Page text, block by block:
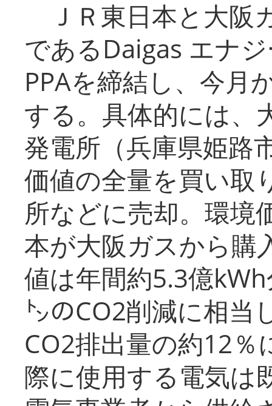
ＪＲ東日本と大阪
であるDaigas エナ
PPAを締結し、今月
する。具体的には、
発電所（兵庫県姫路
価値の全量を買い取
所などに売却。環境
本が大阪ガスから購
値は年間約5.3億
㌧のCO2削減に相当
CO2排出量の約12％
際に使用する電気は